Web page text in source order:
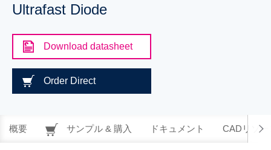
Ultrafast Diode
Download datasheet
Order Direct
概要 サンプル & 購入 ドキュメント CADリソー